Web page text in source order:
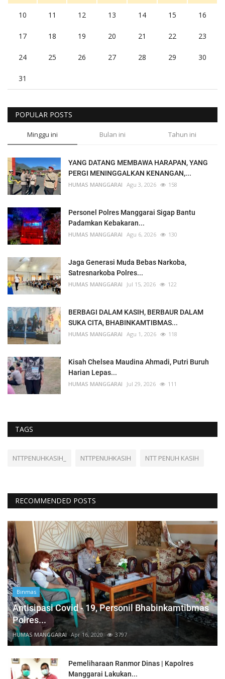
10 11 12 13 14 15 16
17 18 19 20 21 22 23
24 25 26 27 28 29 30
31
POPULAR POSTS
Minggu ini Bulan ini Tahun ini
YANG DATANG MEMBAWA HARAPAN, YANG
PERGI MENINGGALKAN KENANGAN,...
HUMAS MANGGARAI Agu 3, 2026 158
Personel Polres Manggarai Sigap Bantu
Padamkan Kebakaran...
HUMAS MANGGARAI Agu 6, 2026 130
Jaga Generasi Muda Bebas Narkoba,
Satresnarkoba Polres...
HUMAS MANGGARAI Jul 15, 2026 122
BERBAGI DALAM KASIH, BERBAUR DALAM
SUKA CITA, BHABINKAMTIBMAS...
HUMAS MANGGARAI Agu 1, 2026 118
Kisah Chelsea Maudina Ahmadi, Putri Buruh
Harian Lepas...
HUMAS MANGGARAI Jul 29, 2026 111
TAGS
NTTPENUHKASIH_ NTTPENUHKASIH NTT PENUH KASIH
RECOMMENDED POSTS
Binmas
Antisipasi Covid - 19, Personil Bhabinkamtibmas
Polres...
HUMAS MANGGARAI Apr 16, 2020 3797
Pemeliharaan Ranmor Dinas | Kapolres
Manggarai Lakukan...